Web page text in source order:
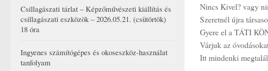
Nincs Kivel? vagy
Szeretnél újra
Gyere el a TÁTI
Várjuk az
Itt mindenki
Csillagászati tárlat – Képzőművészeti kiállítás és
csillagászati eszközök – 2026.05.21. (csütörtök)
18 óra
Ingyenes számítógépes és okoseszköz-használat
tanfolyam